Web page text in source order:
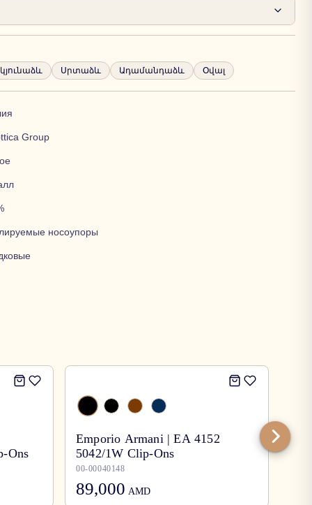
Սրտաձև Ադամանդաձև Օվալ
Group
носоупоры
Ons
Emporio Armani | EA 4152
5042/1W Clip-Ons
00-00040148
89,000 AMD